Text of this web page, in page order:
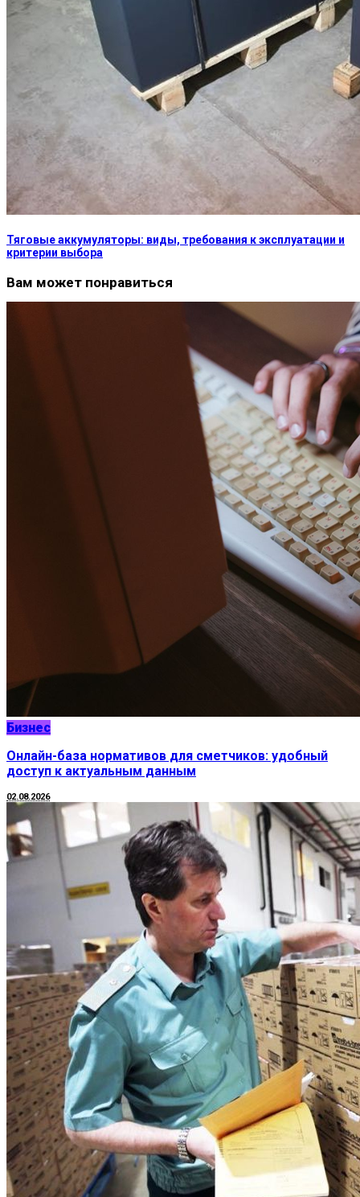
Тяговые аккумуляторы: виды, требования к эксплуатации и
критерии выбора
Вам может понравиться
Бизнес
Онлайн-база нормативов для сметчиков: удобный
доступ к актуальным данным
02.08.2026